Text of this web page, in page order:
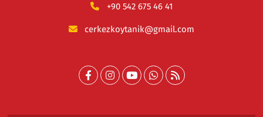
+90 542 675 46 41
cerkezkoytanik@gmail.com